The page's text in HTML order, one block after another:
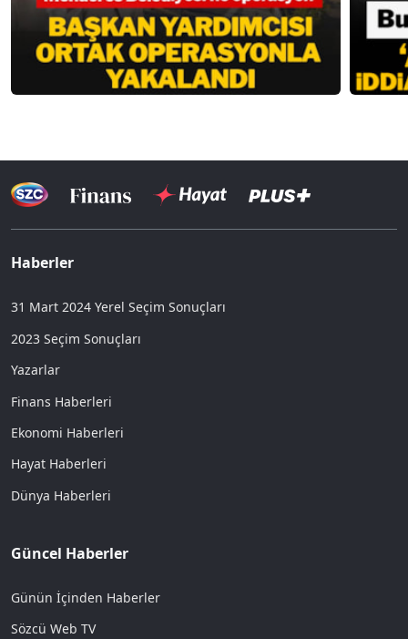
Haberler
31 Mart 2024 Yerel Seçim Sonuçları
2023 Seçim Sonuçları
Yazarlar
Finans Haberleri
Ekonomi Haberleri
Hayat Haberleri
Dünya Haberleri
Güncel Haberler
Günün İçinden Haberler
Sözcü Web TV